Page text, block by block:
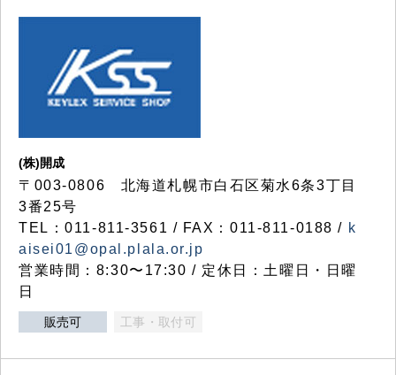
(株)開成
〒003-0806 北海道札幌市白石区菊水6条3丁目
3番25号
TEL：011-811-3561 / FAX：011-811-0188 / k
aisei01@opal.plala.or.jp
営業時間：8:30〜17:30 / 定休日：土曜日・日曜
日
販売可 工事・取付可